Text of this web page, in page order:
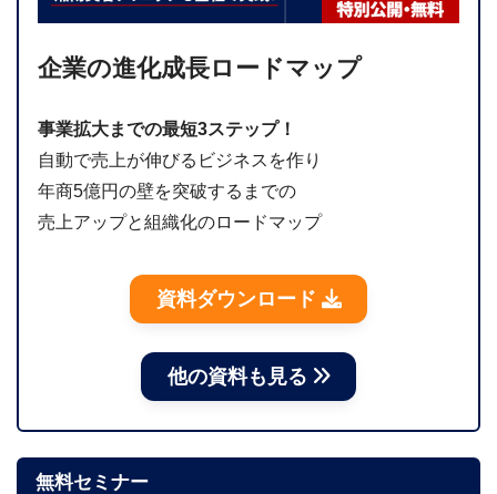
企業の進化成長ロードマップ
事業拡大までの最短3ステップ！
自動で売上が伸びるビジネスを作り
年商5億円の壁を突破するまでの
売上アップと組織化のロードマップ
資料ダウンロード
他の資料も見る
無料セミナー